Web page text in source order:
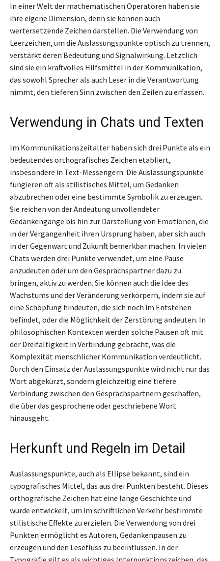
In einer Welt der mathematischen Operatoren haben sie
ihre eigene Dimension, denn sie können auch
wertersetzende Zeichen darstellen. Die Verwendung von
Leerzeichen, um die Auslassungspunkte optisch zu trennen,
verstärkt deren Bedeutung und Signalwirkung. Letztlich
sind sie ein kraftvolles Hilfsmittel in der Kommunikation,
das sowohl Sprecher als auch Leser in die Verantwortung
nimmt, den tieferen Sinn zwischen den Zeilen zu erfassen.
Verwendung in Chats und Texten
Im Kommunikationszeitalter haben sich drei Punkte als ein
bedeutendes orthografisches Zeichen etabliert,
insbesondere in Text-Messengern. Die Auslassungspunkte
fungieren oft als stilistisches Mittel, um Gedanken
abzubrechen oder eine bestimmte Symbolik zu erzeugen.
Sie reichen von der Andeutung unvollendeter
Gedankengänge bis hin zur Darstellung von Emotionen, die
in der Vergangenheit ihren Ursprung haben, aber sich auch
in der Gegenwart und Zukunft bemerkbar machen. In vielen
Chats werden drei Punkte verwendet, um eine Pause
anzudeuten oder um den Gesprächspartner dazu zu
bringen, aktiv zu werden. Sie können auch die Idee des
Wachstums und der Veränderung verkörpern, indem sie auf
eine Schöpfung hindeuten, die sich noch im Entstehen
befindet, oder die Möglichkeit der Zerstörung andeuten. In
philosophischen Kontexten werden solche Pausen oft mit
der Dreifaltigkeit in Verbindung gebracht, was die
Komplexität menschlicher Kommunikation verdeutlicht.
Durch den Einsatz der Auslassungspunkte wird nicht nur das
Wort abgekürzt, sondern gleichzeitig eine tiefere
Verbindung zwischen den Gesprächspartnern geschaffen,
die über das gesprochene oder geschriebene Wort
hinausgeht.
Herkunft und Regeln im Detail
Auslassungspunkte, auch als Ellipse bekannt, sind ein
typografisches Mittel, das aus drei Punkten besteht. Dieses
orthografische Zeichen hat eine lange Geschichte und
wurde entwickelt, um im schriftlichen Verkehr bestimmte
stilistische Effekte zu erzielen. Die Verwendung von drei
Punkten ermöglicht es Autoren, Gedankenpausen zu
erzeugen und den Lesefluss zu beeinflussen. In der